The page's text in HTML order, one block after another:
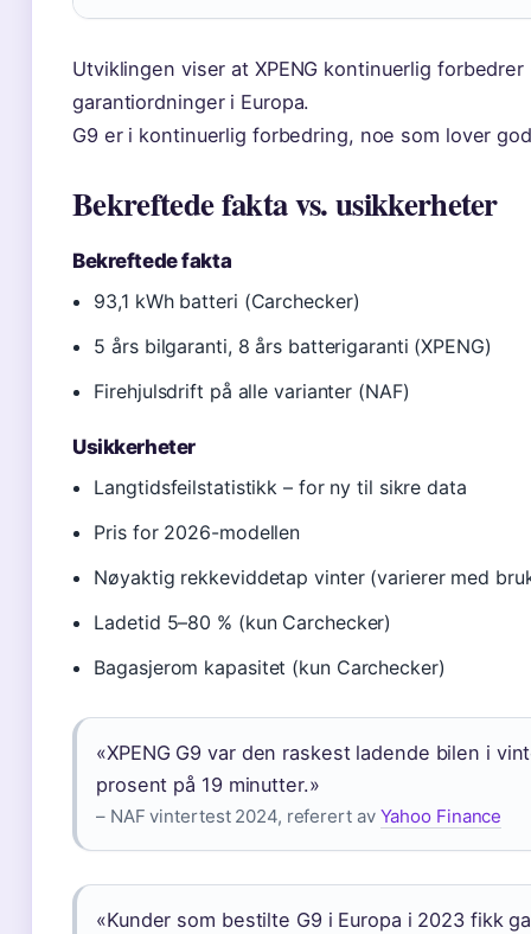
Utviklingen viser at XPENG kontinuerlig
garantiordninger i Europa.
G9 er i kontinuerlig forbedring, noe som lover
Bekreftede fakta vs. usikkerheter
Bekreftede fakta
93,1 kWh batteri (Carchecker)
5 års bilgaranti, 8 års batterigaranti (XPENG)
Firehjulsdrift på alle varianter (NAF)
Usikkerheter
Langtidsfeilstatistikk – for ny til sikre data
Pris for 2026-modellen
Nøyaktig rekkeviddetap vinter (varierer med
Ladetid 5–80 % (kun Carchecker)
Bagasjerom kapasitet (kun Carchecker)
«XPENG G9 var den raskest ladende bilen i
prosent på 19 minutter.»
– NAF vintertest 2024, referert av Yahoo Finance
«Kunder som bestilte G9 i Europa i 2023 fikk